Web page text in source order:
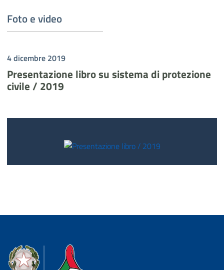
Foto e video
4 dicembre 2019
Presentazione libro su sistema di protezione
civile / 2019
Dipartimento della Protezione Civile